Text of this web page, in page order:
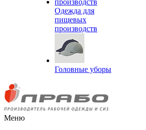
Одежда для
пищевых
производств
Головные уборы
Меню